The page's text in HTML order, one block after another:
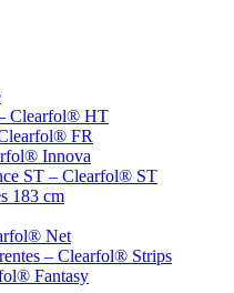
Clearfol® HT
FR
Innova
ST – Clearfol® ST
183 cm
Net
– Clearfol® Strips
Fantasy